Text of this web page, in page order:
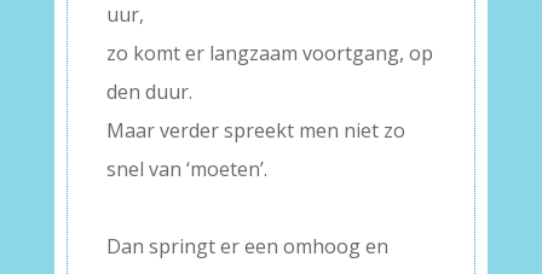
uur,
zo komt er langzaam voortgang, op
den duur.
Maar verder spreekt men niet zo
snel van ‘moeten’.
Dan springt er een omhoog en